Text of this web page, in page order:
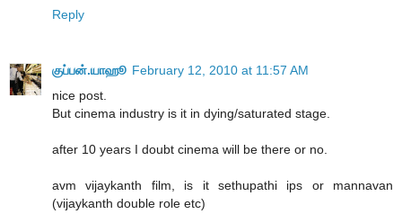
Reply
குப்பன்.யாஹூ February 12, 2010 at 11:57 AM
nice post.
But cinema industry is it in dying/saturated stage.
after 10 years I doubt cinema will be there or no.
avm vijaykanth film, is it sethupathi ips or mannavan
(vijaykanth double role etc)